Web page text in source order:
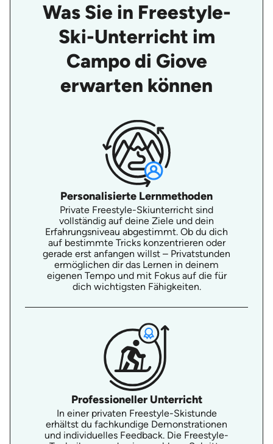
Was Sie in Freestyle-
Ski-Unterricht im
Campo di Giove
erwarten können
Personalisierte Lernmethoden
Private Freestyle-Skiunterricht sind
vollständig auf deine Ziele und dein
Erfahrungsniveau abgestimmt. Ob du dich
auf bestimmte Tricks konzentrieren oder
gerade erst anfangen willst – Privatstunden
ermöglichen dir das Lernen in deinem
eigenen Tempo und mit Fokus auf die für
dich wichtigsten Fähigkeiten.
Professioneller Unterricht
In einer privaten Freestyle-Skistunde
erhältst du fachkundige Demonstrationen
und individuelles Feedback. Die Freestyle-